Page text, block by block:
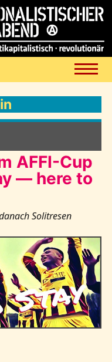
AFFI-Cup
— here to
Solitresen